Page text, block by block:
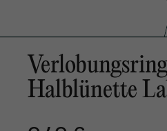
Halblünette